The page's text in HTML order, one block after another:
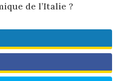
de l’Italie ?